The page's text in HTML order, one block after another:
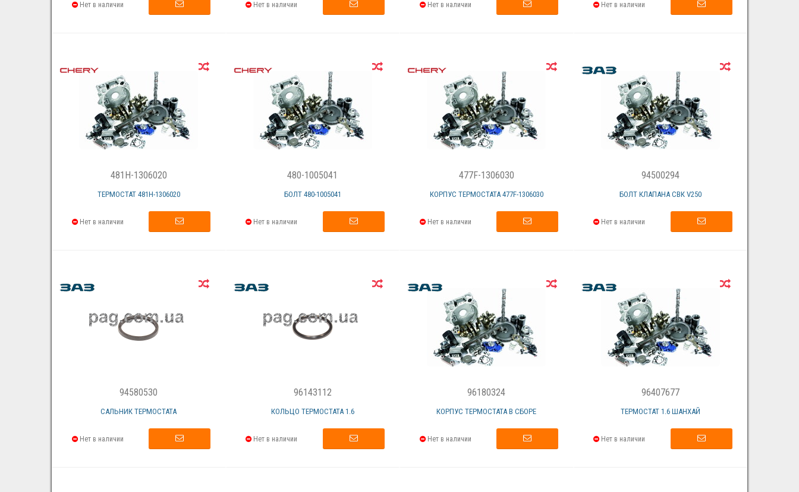
Нет в наличии Нет в наличии Нет в наличии Нет в наличии
481H-1306020
ТЕРМОСТАТ 481Н-1306020
Нет в наличии
480-1005041
БОЛТ 480-1005041
Нет в наличии
477F-1306030
КОРПУС ТЕРМОСТАТА 477F-1306030
Нет в наличии
94500294
БОЛТ КЛАПАНА СВК V250
Нет в наличии
94580530
САЛЬНИК ТЕРМОСТАТА
Нет в наличии
96143112
КОЛЬЦО ТЕРМОСТАТА 1.6
Нет в наличии
96180324
КОРПУС ТЕРМОСТАТА В СБОРЕ
Нет в наличии
96407677
ТЕРМОСТАТ 1.6 ШАНХАЙ
Нет в наличии